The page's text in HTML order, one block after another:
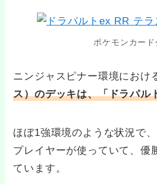
ポケモンカード
ニンジャスピナー環境におけ
ス）のデッキは、「ドラパル
ほぼ1強環境のような状況で
プレイヤーが使っていて、優
ています。